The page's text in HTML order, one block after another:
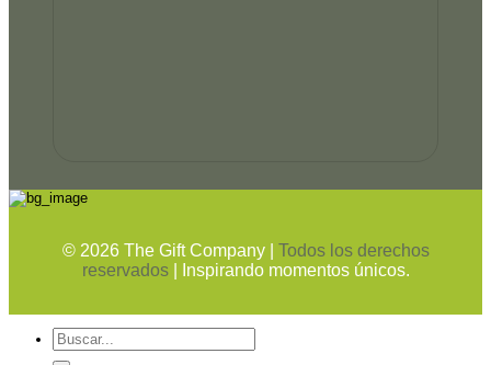
© 2026The Gift Company | Todos los derechos
reservados
| Inspirando momentos únicos.
Buscar
por: